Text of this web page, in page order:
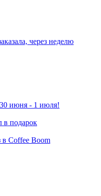
через неделю
июня - 1 июля!
в подарок
в Coffee Boom